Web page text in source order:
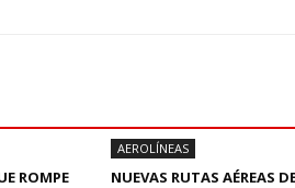
ROMPE
AEROLÍNEAS
NUEVAS RUTAS AÉREAS